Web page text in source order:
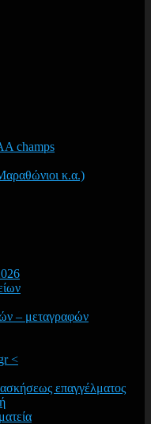
champs
κ.α.)
– μεταγραφών
<
επαγγέλματος